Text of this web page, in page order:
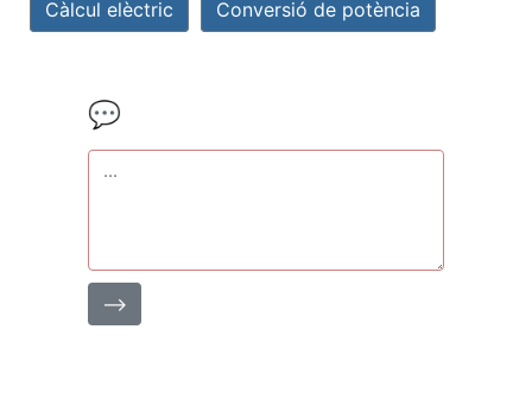
Càlcul elèctric Conversió de potència
💬
⟶